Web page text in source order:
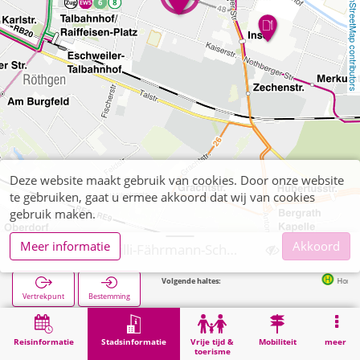
OpenStreetMap contributors
Reisinformatie Stadsinformatie
Vrije tijd &
toerisme
Mobiliteit meer
Vertrekpunt Bestemming
Volgende haltes: Hompeschstraße
Stadsinformatie Opleiding Eschweiler, Willi-Fährmann-Schule (POI)
Deze website maakt gebruik van cookies. Door onze website
te gebruiken, gaat u ermee akkoord dat wij van cookies
gebruik maken.
Meer informatie
Akkoord